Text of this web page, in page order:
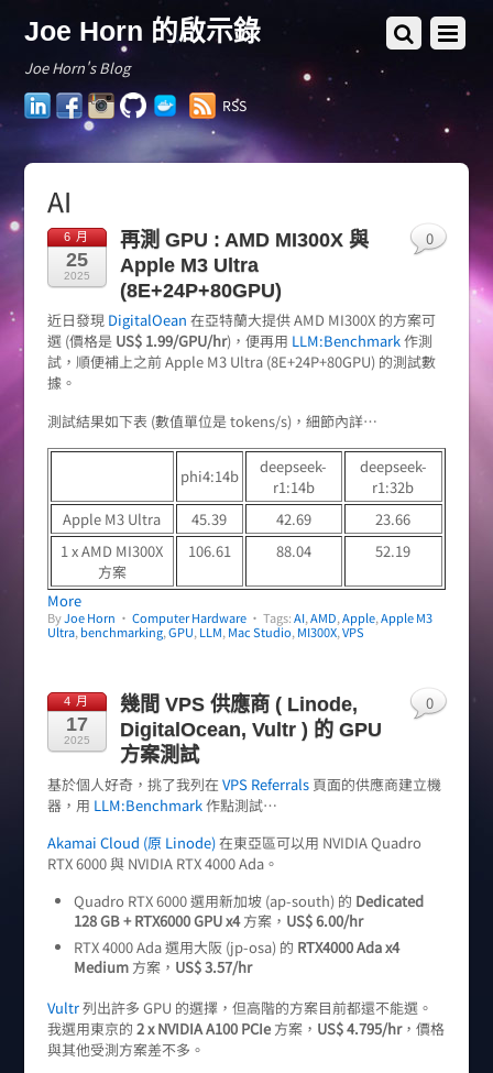
Joe Horn 的啟示錄
Joe Horn's Blog
LinkedInFacebookInstagram
GitHubDocker
Hub
RSS
AI
6 月
25
2025
再測 GPU : AMD MI300X 與
Apple M3 Ultra
(8E+24P+80GPU)
近日發現 DigitalOean 在亞特蘭大提供 AMD MI300X 的方案可
選 (價格是 US$ 1.99/GPU/hr)，便再用 LLM:Benchmark作測
試，順便補上之前 Apple M3 Ultra (8E+24P+80GPU) 的測試數
據。
測試結果如下表 (數值單位是 tokens/s)，細節內詳…
phi4:14b
deepseek-
r1:14b
deepseek-
r1:32b
Apple M3 Ultra
45.39 42.69
23.66
1 x AMD MI300X
方案
106.61 88.04 52.19
More
ByJoe Horn • Computer Hardware
0
• Tags:AI,AMD,Apple,Apple M3
Ultra,benchmarking,GPU,LLM,Mac Studio,MI300X,VPS
4 月
17
2025
幾間 VPS 供應商 ( Linode,
DigitalOcean, Vultr ) 的 GPU
方案測試
基於個人好奇，挑了我列在 VPS Referrals頁面的供應商建立機
器，用 LLM:Benchmark作點測試…
Akamai Cloud (原 Linode)在東亞區可以用 NVIDIA Quadro
RTX 6000 與 NVIDIA RTX 4000 Ada。
Quadro RTX 6000 選用新加坡 (ap-south) 的 Dedicated
128 GB + RTX6000 GPU x4方案， US$ 6.00/hr
RTX 4000 Ada 選用大阪 (jp-osa) 的 RTX4000 Ada x4
Medium方案， US$ 3.57/hr
Vultr列出許多 GPU 的選擇，但高階的方案目前都還不能選。
我選用東京的 2 x NVIDIA A100 PCIe方案， US$ 4.795/hr，價格
與其他受測方案差不多。
0